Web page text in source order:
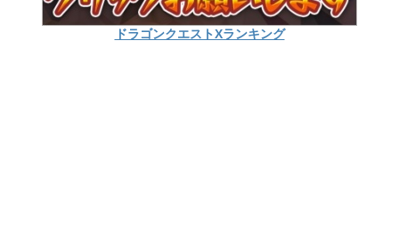
ドラゴンクエストXランキング